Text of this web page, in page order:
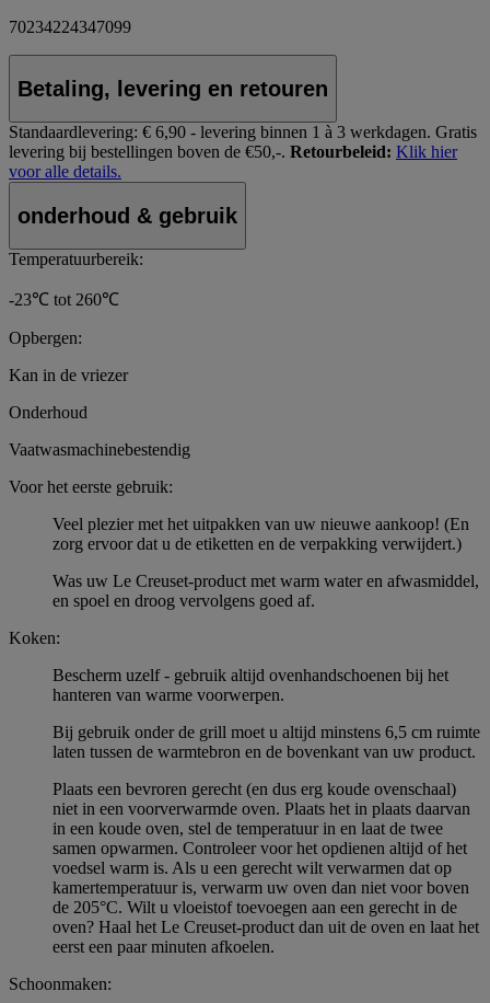
70234224347099
Betaling, levering en retouren
Standaardlevering: € 6,90 - levering binnen 1 à 3 werkdagen. Gratis
levering bij bestellingen boven de €50,-. Retourbeleid: Klik hier
voor alle details.
onderhoud & gebruik
Temperatuurbereik:
-23℃ tot 260℃
Opbergen:
Kan in de vriezer
Onderhoud
Vaatwasmachinebestendig
Voor het eerste gebruik:
Veel plezier met het uitpakken van uw nieuwe aankoop! (En
zorg ervoor dat u de etiketten en de verpakking verwijdert.)
Was uw Le Creuset-product met warm water en afwasmiddel,
en spoel en droog vervolgens goed af.
Koken:
Bescherm uzelf - gebruik altijd ovenhandschoenen bij het
hanteren van warme voorwerpen.
Bij gebruik onder de grill moet u altijd minstens 6,5 cm ruimte
laten tussen de warmtebron en de bovenkant van uw product.
Plaats een bevroren gerecht (en dus erg koude ovenschaal)
niet in een voorverwarmde oven. Plaats het in plaats daarvan
in een koude oven, stel de temperatuur in en laat de twee
samen opwarmen. Controleer voor het opdienen altijd of het
voedsel warm is. Als u een gerecht wilt verwarmen dat op
kamertemperatuur is, verwarm uw oven dan niet voor boven
de 205°C. Wilt u vloeistof toevoegen aan een gerecht in de
oven? Haal het Le Creuset-product dan uit de oven en laat het
eerst een paar minuten afkoelen.
Schoonmaken: